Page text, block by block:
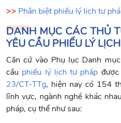
>> Phân biệt phiếu lý lịch tư
DANH MỤC CÁC THỦ
YÊU CẦU PHIẾU LÝ
Căn cứ vào Phụ lục Danh
cầu phiếu lý lịch tư pháp
23/CT-TTg, hiện nay có 154
lĩnh vực, ngành nghề khác
pháp, cụ thể như sau: